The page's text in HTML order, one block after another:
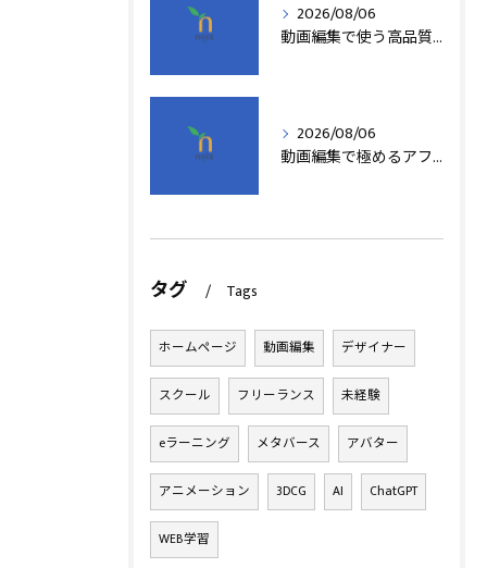
2026/08/06
動画編集で使う高品質アフターエフェクトテンプレート活用術
2026/08/06
動画編集で極めるアフターエフェクト基本技術
タグ Tags
ホームページ 動画編集 デザイナー
スクール フリーランス 未経験
eラーニング メタバース アバター
アニメーション 3DCG AI ChatGPT
WEB学習